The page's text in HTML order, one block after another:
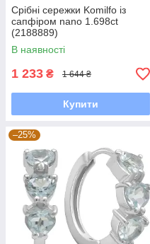
Срібні сережки Komilfo із
сапфіром nano 1.698ct
(2188889)
В наявності
1 233 ₴ 1 644 ₴
Купити
–25%